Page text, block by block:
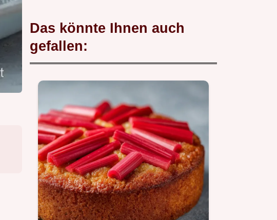
Das könnte Ihnen auch
gefallen: